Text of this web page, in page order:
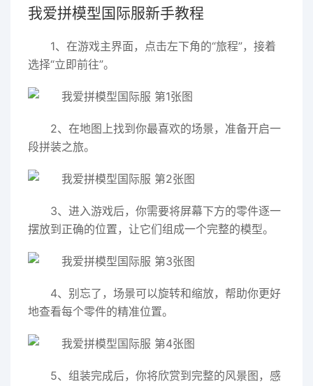
我爱拼模型国际服新手教程
1、在游戏主界面，点击左下角的“旅程”，接着
选择“立即前往”。
2、在地图上找到你最喜欢的场景，准备开启一
段拼装之旅。
3、进入游戏后，你需要将屏幕下方的零件逐一
摆放到正确的位置，让它们组成一个完整的模型。
4、别忘了，场景可以旋转和缩放，帮助你更好
地查看每个零件的精准位置。
5、组装完成后，你将欣赏到完整的风景图，感